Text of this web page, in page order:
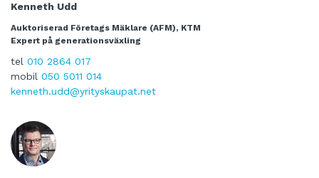
Kenneth Udd
Auktoriserad Företags Mäklare (AFM), KTM
Expert på generationsväxling
tel 010 2864 017
mobil 050 5011 014
kenneth.udd@yrityskaupat.net